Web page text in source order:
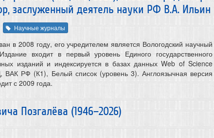
заслуженный деятель науки РФ В.А. Ильин
Научные журналы
в 2008 году, его учредителем является Вологодский научный
входит в первый уровень Единого государственного
изданий и индексируется в базах данных Web of Science
ВАК РФ (К1), Белый список (уровень 3). Англоязычная версия
с 2009 года.
Позгалёва (1946–2026)